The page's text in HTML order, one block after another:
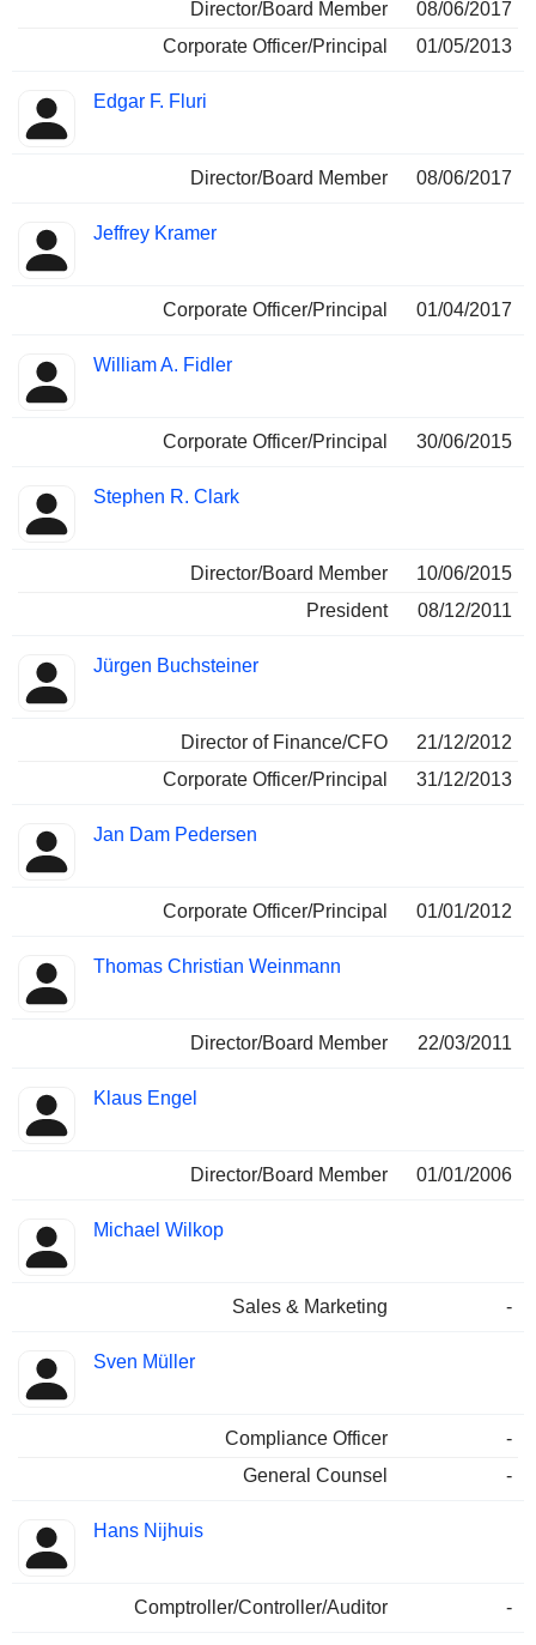
Director/Board Member
08/06/2017
Corporate Officer/Principal
01/05/2013
Edgar F. Fluri
Director/Board Member 08/06/2017
Jeffrey Kramer
Corporate Officer/Principal 01/04/2017
William A. Fidler
Corporate Officer/Principal 30/06/2015
Stephen R. Clark
Director/Board Member
10/06/2015
President
08/12/2011
Jürgen Buchsteiner
Director of Finance/CFO
21/12/2012
Corporate Officer/Principal
31/12/2013
Jan Dam Pedersen
Corporate Officer/Principal 01/01/2012
Thomas Christian Weinmann
Director/Board Member 22/03/2011
Klaus Engel
Director/Board Member 01/01/2006
Michael Wilkop
Sales & Marketing -
Sven Müller
Compliance Officer
-
General Counsel
-
Hans Nijhuis
Comptroller/Controller/Auditor -